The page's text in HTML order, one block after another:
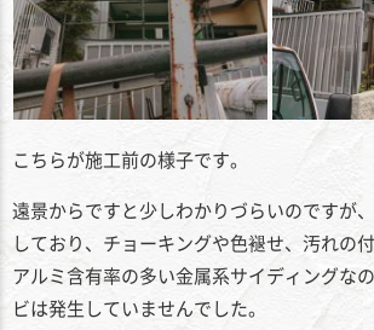
こちらが施工前の様子です。
遠景からですと少しわかりづらいのですが
しており、チョーキングや色褪せ、汚れの
アルミ含有率の多い金属系サイディングな
ビは発生していませんでした。